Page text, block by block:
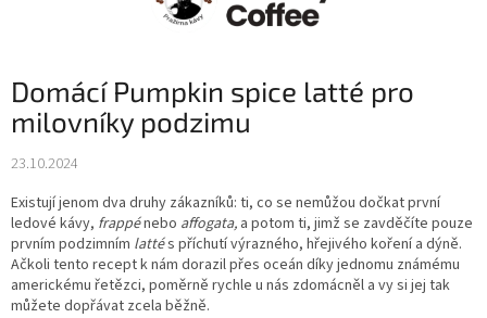
Domácí Pumpkin spice latté pro
milovníky podzimu
23.10.2024
Existují jenom dva druhy zákazníků: ti, co se nemůžou dočkat první
ledové kávy, frappénebo affogata, a potom ti, jimž se zavděčíte pouze
prvním podzimním lattés příchutí výrazného, hřejivého koření a dýně.
Ačkoli tento recept k nám dorazil přes oceán díky jednomu známému
americkému řetězci, poměrně rychle u nás zdomácněl a vy si jej tak
můžete dopřávat zcela běžně.